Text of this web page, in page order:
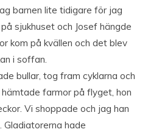
barnen lite tidigare för jag
sjukhuset och Josef hängde
kom på kvällen och det blev
i soffan.
bullar, tog fram cyklarna och
farmor på flyget, hon
Vi shoppade och jag han
hade